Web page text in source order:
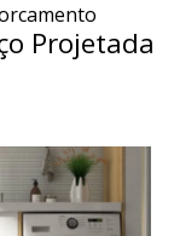
planejada
de
Projetada